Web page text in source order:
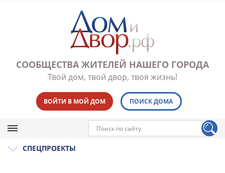
СООБЩЕСТВА ЖИТЕЛЕЙ НАШЕГО ГОРОДА
Твой дом, твой двор, твоя жизнь!
ВОЙТИ В МОЙ ДОМ ПОИСК ДОМА
СПЕЦПРОЕКТЫ